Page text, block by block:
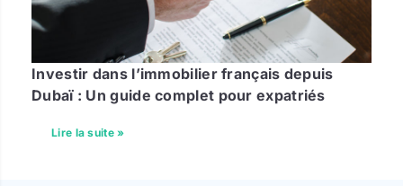
Investir dans l’immobilier français depuis
Dubaï : Un guide complet pour expatriés
Lire la suite »